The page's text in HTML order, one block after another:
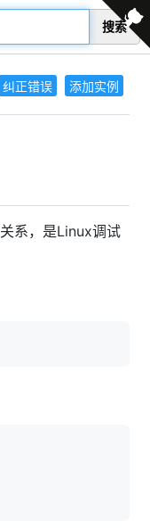
搜索
纠正错误 添加实例
系，是Linux调试